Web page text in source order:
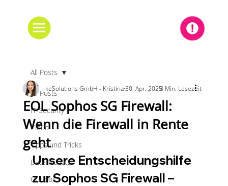
All Posts
IT-Security
Cloud
Tipps und Tricks
Datenschutz
Outlook
All Posts
EOL Sophos SG Firewall:
Wenn die Firewall in Rente
geht
keSolutions GmbH - Kristina30. Apr. 20253 Min. Lesezeit
Unsere Entscheidungshilfe
zur Sophos SG Firewall –